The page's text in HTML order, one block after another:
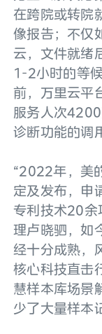
在跨院或转院
像报告；不仅
云，文件就绪
1-2小时的等
前，万里云平
服务人次
诊断功能的调
“2022年，美
定及发布，申
专利技术20余
理卢晓驷，如
经十分成熟，
核心科技直击
慧样本库场景
少了大量样本